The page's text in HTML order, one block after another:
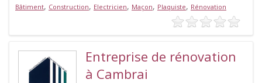
Bâtiment, Construction, Electricien, Maçon, Plaquiste, Rénovation
Entreprise de rénovation
à Cambrai